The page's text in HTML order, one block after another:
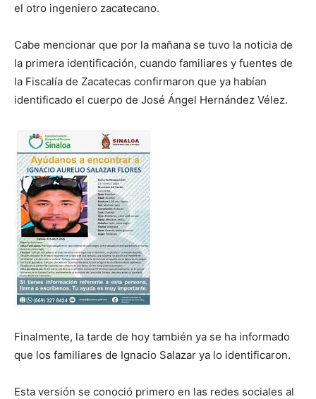
el otro ingeniero zacatecano.
Cabe mencionar que por la mañana se tuvo la noticia de
la primera identificación, cuando familiares y fuentes de
la Fiscalía de Zacatecas confirmaron que ya habían
identificado el cuerpo de José Ángel Hernández Vélez.
Finalmente, la tarde de hoy también ya se ha informado
que los familiares de Ignacio Salazar ya lo identificaron.
Esta versión se conoció primero en las redes sociales al